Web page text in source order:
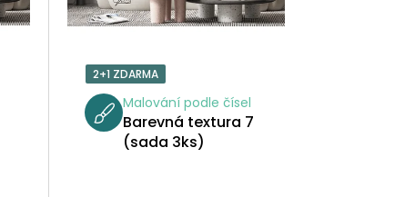
R
O
D
U
2+1 ZDARMA
Malování podle čísel
Barevná textura 7
(sada 3ks)